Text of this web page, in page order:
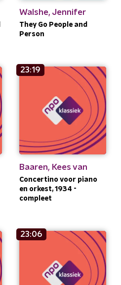
Walshe, Jennifer
They Go People and
Person
23:19
Baaren, Kees van
Concertino voor piano
en orkest, 1934 -
compleet
23:06